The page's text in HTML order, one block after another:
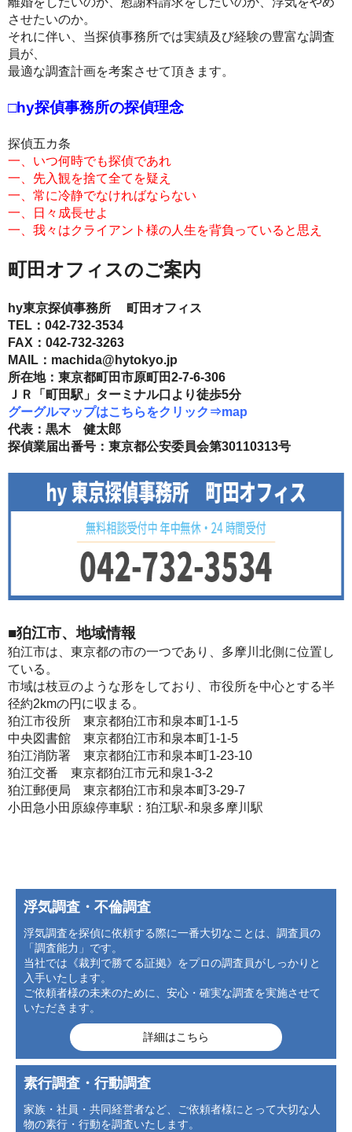
させたいのか。
それに伴い、当探偵事務所では実績及び経験の豊富な調査
員が、
最適な調査計画を考案させて頂きます。
□hy探偵事務所の探偵理念
探偵五カ条
一、いつ何時でも探偵であれ
一、先入観を捨て全てを疑え
一、常に冷静でなければならない
一、日々成長せよ
一、我々はクライアント様の人生を背負っていると思え
町田オフィスのご案内
hy東京探偵事務所 町田オフィス
TEL： 042-732-3534
FAX：042-732-3263
MAIL： machida@hytokyo.jp
所在地：東京都町田市原町田2-7-6-306
ＪＲ「町田駅」ターミナル口より徒歩5分
グーグルマップはこちらをクリック⇒map
代表：黒木 健太郎
探偵業届出番号：東京都公安委員会第30110313号
■狛江市、地域情報
狛江市は、東京都の市の一つであり、多摩川北側に位置し
ている。
市域は枝豆のような形をしており、市役所を中心とする半
径約2kmの円に収まる。
狛江市役所 東京都狛江市和泉本町1-1-5
中央図書館 東京都狛江市和泉本町1-1-5
狛江消防署 東京都狛江市和泉本町1-23-10
狛江交番 東京都狛江市元和泉1-3-2
狛江郵便局 東京都狛江市和泉本町3-29-7
小田急小田原線停車駅：狛江駅-和泉多摩川駅
浮気調査・不倫調査
浮気調査を探偵に依頼する際に一番大切なことは、調査員の
「調査能力」です。
当社では《裁判で勝てる証拠》をプロの調査員がしっかりと
入手いたします。
ご依頼者様の未来のために、安心・確実な調査を実施させて
いただきます。
詳細はこちら
素行調査・行動調査
家族・社員・共同経営者など、ご依頼者様にとって大切な人
物の素行・行動を調査いたします。